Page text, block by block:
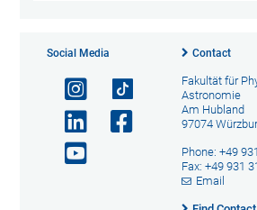
Social Media Contact
Fakultät für
Astronomie
Am Hubland
97074
Phone: +49
Fax: +49 931
Email